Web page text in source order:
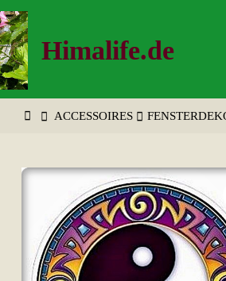
Himalife.de
START
ACCESSOIRES